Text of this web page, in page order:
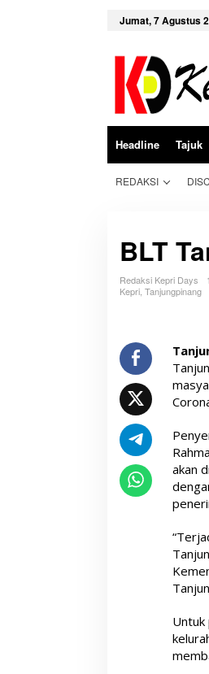
Jumat, 7 Agustus
Headline Tajuk
REDAKSI
BLT
Redaksi Kepri Days
Kepri Tanjungpinang
akan